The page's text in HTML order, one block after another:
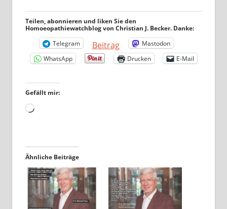
Teilen, abonnieren und liken Sie den
Homoeopathiewatchblog von Christian J. Becker. Danke:
Telegram
Beitrag
Mastodon
WhatsApp
Drucken E-Mail
Gefällt mir:
Wird
Ähnliche Beiträge